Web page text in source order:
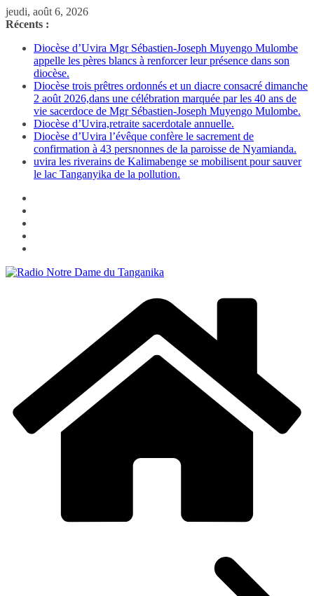
Passer
au
jeudi, août 6, 2026
Récents :
Diocèse d’Uvira Mgr Sébastien-Joseph Muyengo Mulombe
appelle les pères blancs à renforcer leur présence dans son
diocèse.
Diocèse trois prêtres ordonnés et un diacre consacré dimanche
2 août 2026,dans une célébration marquée par les 40 ans de
vie sacerdoce de Mgr Sébastien-Joseph Muyengo Mulombe.
Diocèse d’Uvira,retraite sacerdotale annuelle.
Diocèse d’Uvira l’évêque confère le sacrement de
confirmation à 43 persnonnes de la paroisse de Nyamianda.
uvira les riverains de Kalimabenge se mobilisent pour sauver
le lac Tanganyika de la pollution.